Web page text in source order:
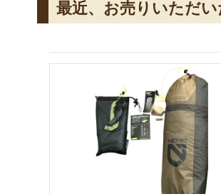
最近、お売りいただ